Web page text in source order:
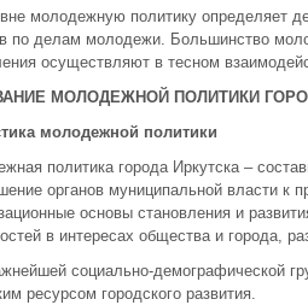
молодежную политику определяет
по делам молодежи. Большинство
осуществляют в тесном
МОЛОДЕЖНОЙ ПОЛИТИКИ
молодежной политики
политика города Иркутска –
органов муниципальной власти
основы становления и
в интересах общества и города,
социально-демографической
ресурсом городского развития.